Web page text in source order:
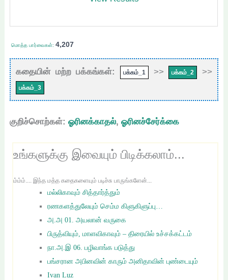
மொத்த பார்வைகள்: 4,207
கதையின் மற்ற பக்கங்கள்: பக்கம்_1 >> பக்கம்_2 >>
பக்கம்_3
குறிச்சொற்கள்:ஓரினக்காதல்,ஓரினச்சேர்க்கை
உங்களுக்கு இவையும் பிடிக்கலாம்...
ம்ம்ம்.... இந்த மத்த கதைகளையும் படிச்சு பாருங்களேன்...
மல்லிகாவும் சித்தார்த்தும்
ரணகளத்துலேயும் செம்ம கிளுகிளுப்பு…
அ.அ 01. அயலான் வருகை
பிருத்வியும், மாளவிகாவும் – திரையில் உச்சக்கட்டம்
நா.அ.இ 06. பழிவாங்க படுத்து
பங்சரான அபினவின் காரும் அனிதாவின் புண்டையும்
Ivan Luz